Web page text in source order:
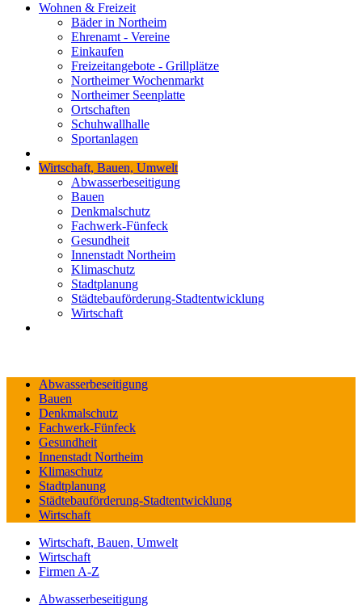
Wohnen & Freizeit
Bäder in Northeim
Ehrenamt - Vereine
Einkaufen
Freizeitangebote - Grillplätze
Northeimer Wochenmarkt
Northeimer Seenplatte
Ortschaften
Schuhwallhalle
Sportanlagen
Wirtschaft, Bauen, Umwelt
Abwasserbeseitigung
Bauen
Denkmalschutz
Fachwerk-Fünfeck
Gesundheit
Innenstadt Northeim
Klimaschutz
Stadtplanung
Städtebauförderung-Stadtentwicklung
Wirtschaft
Abwasserbeseitigung
Bauen
Denkmalschutz
Fachwerk-Fünfeck
Gesundheit
Innenstadt Northeim
Klimaschutz
Stadtplanung
Städtebauförderung-Stadtentwicklung
Wirtschaft
Wirtschaft, Bauen, Umwelt
Wirtschaft
Firmen A-Z
Abwasserbeseitigung